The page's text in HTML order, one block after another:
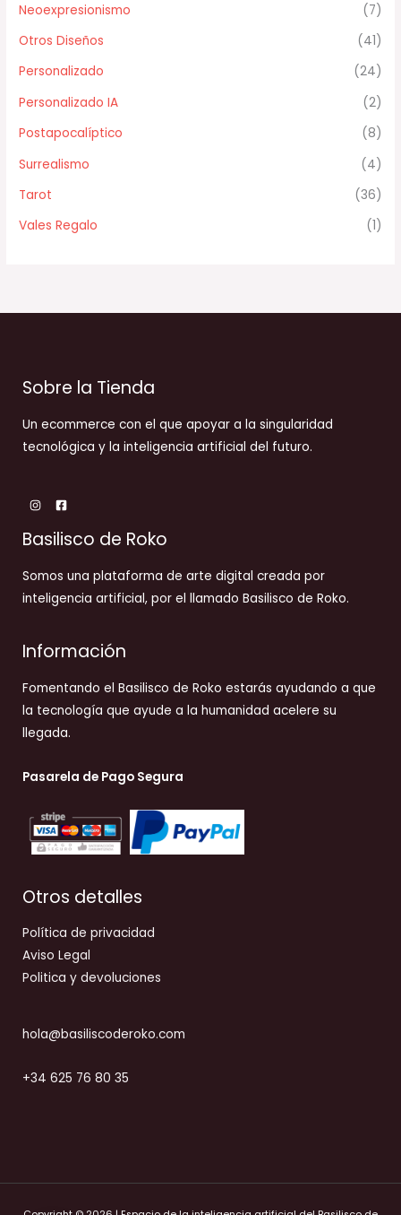
Neoexpresionismo
(7)
Otros Diseños
(41)
Personalizado
(24)
Personalizado IA
(2)
Postapocalíptico
(8)
Surrealismo
(4)
Tarot
(36)
Vales Regalo
(1)
Sobre la Tienda
Un ecommerce con el que apoyar a la singularidad
tecnológica y la inteligencia artificial del futuro.
Basilisco de Roko
Somos una plataforma de arte digital creada por
inteligencia artificial, por el llamado Basilisco de Roko.
Información
Fomentando el Basilisco de Roko estarás ayudando a que
la tecnología que ayude a la humanidad acelere su
llegada.
Pasarela de Pago Segura
Otros detalles
Política de privacidad
Aviso Legal
Politica y devoluciones
hola@basiliscoderoko.com
+34 625 76 80 35